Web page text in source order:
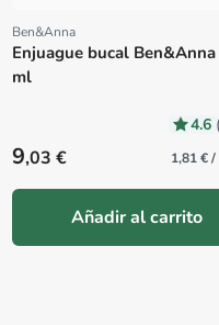
Proveedor:
Ben&Anna
Enjuague bucal
ml
4.6
Precio habitual
9,03 € 1,81 €
Añadir al carrito